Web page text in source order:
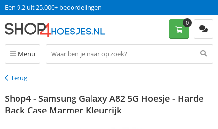
Een 9.2 uit 25.000+ beoordelingen
Menu
0
Terug
Terug
Shop4 - Samsung Galaxy A82 5G Hoesje - Harde
Back Case Marmer Kleurrijk